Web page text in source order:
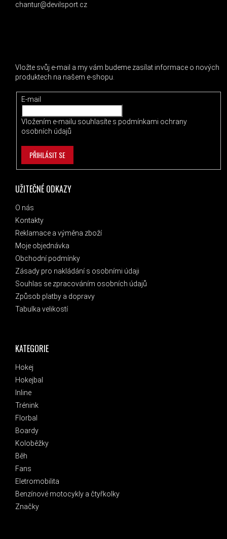
KATEGORIE
Hokej
Hokejbal
Inline
Trénink
Florbal
Boardy
Koloběžky
Běh
Fans
Eletromobilita
Benzínové motocykly a čtyřkolky
Značky
UŽITEČNÉ ODKAZY
O nás
Kontakty
Reklamace a výměna zboží
Moje objednávka
Obchodní podmínky
Zásady pro nakládání s osobními údaji
Souhlas se zpracováním osobních údajů
Způsob platby a dopravy
Tabulka velikostí
chantur@devilsport.cz
Vložte svůj e-mail a my vám budeme zasílat informace o nových
produktech na našem e-shopu.
E-mail
Vložením e-mailu souhlasíte s podmínkami ochrany
osobních údajů
PŘIHLÁSIT SE